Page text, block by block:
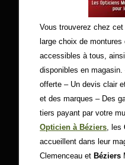
Vous trouverez chez
large choix de
accessibles à tous,
disponibles en
offerte – Un devis clair
et des marques – Des
tiers payant par votre
Opticien à Béziers, les
accueillent dans leur
Clemenceau et Béziers